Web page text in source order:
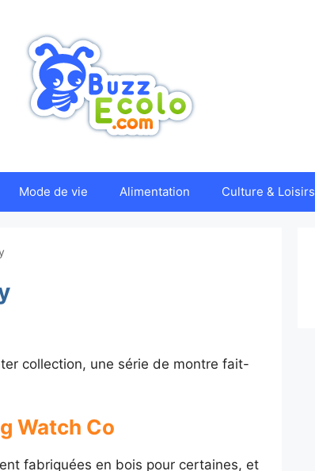
Mode de vie Alimentation Culture & Loisirs
collection, une série de montre fait-
Watch Co
fabriquées en bois pour certaines, et